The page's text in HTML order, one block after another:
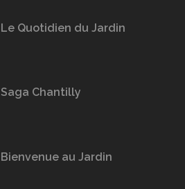
Le Quotidien du Jardin
Saga Chantilly
Bienvenue au Jardin